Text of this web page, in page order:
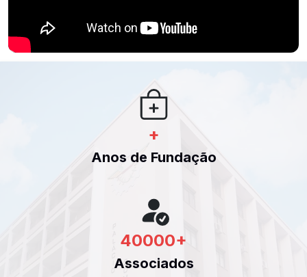
+
Anos de Fundação
40000+
Associados